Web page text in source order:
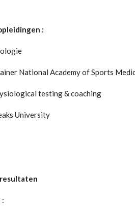
:
National Academy of Sports
testing & coaching
University
: